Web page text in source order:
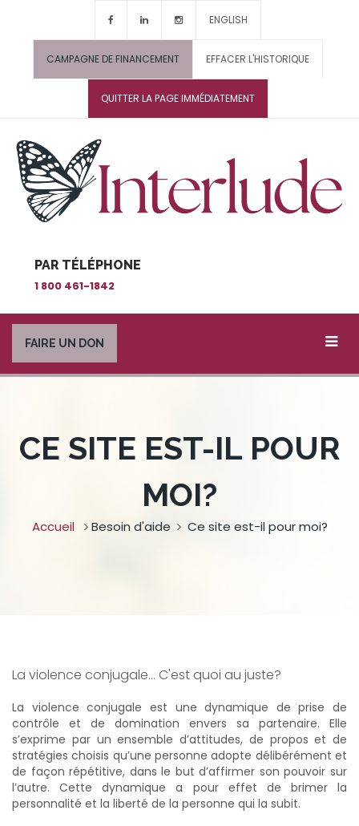
ENGLISH
CAMPAGNE DE FINANCEMENT EFFACER L'HISTORIQUE
QUITTER LA PAGE IMMÉDIATEMENT
PAR TÉLÉPHONE
1 800 461-1842
FAIRE UN DON
CE SITE EST-IL POUR
MOI?
Accueil Besoin d'aide Ce site est-il pour moi?
La violence conjugale... C'est quoi au juste?
La violence conjugale est une dynamique de prise de
contrôle et de domination envers sa partenaire. Elle
s’exprime par un ensemble d’attitudes, de propos et de
stratégies choisis qu’une personne adopte délibérément et
de façon répétitive, dans le but d’affirmer son pouvoir sur
l’autre. Cette dynamique a pour effet de brimer la
personnalité et la liberté de la personne qui la subit.